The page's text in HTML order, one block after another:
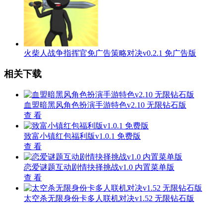
火柴人战争指挥官免广告策略对决v0.2.1 免广告版
相关下载
血盟暗黑风角色扮演手游特色v2.10 无限钻石版
查 看
致富小镇红包福利版v1.0.1 免费版
查 看
恋爱谜题互动剧情抉择挑战v1.0 内置菜单版
查 看
太空杀无限身份卡多人联机对决v1.52 无限钻石版